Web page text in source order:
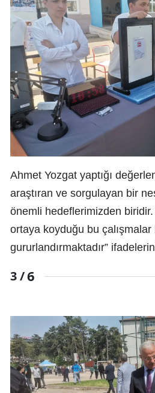
Ahmet Yozgat yaptığı
araştıran ve sorgulayan bir
önemli hedeflerimizden
ortaya koyduğu bu çalışmalar
gururlandırmaktadır”
3 /6